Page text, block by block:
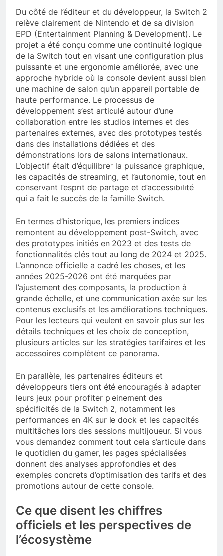
Du côté de l’éditeur et du développeur, la Switch 2
relève clairement de Nintendo et de sa division
EPD (Entertainment Planning & Development). Le
projet a été conçu comme une continuité logique
de la Switch tout en visant une configuration plus
puissante et une ergonomie améliorée, avec une
approche hybride où la console devient aussi bien
une machine de salon qu’un appareil portable de
haute performance. Le processus de
développement s’est articulé autour d’une
collaboration entre les studios internes et des
partenaires externes, avec des prototypes testés
dans des installations dédiées et des
démonstrations lors de salons internationaux.
L’objectif était d’équilibrer la puissance graphique,
les capacités de streaming, et l’autonomie, tout en
conservant l’esprit de partage et d’accessibilité
qui a fait le succès de la famille Switch.
En termes d’historique, les premiers indices
remontent au développement post-Switch, avec
des prototypes initiés en 2023 et des tests de
fonctionnalités clés tout au long de 2024 et 2025.
L’annonce officielle a cadré les choses, et les
années 2025-2026 ont été marquées par
l’ajustement des composants, la production à
grande échelle, et une communication axée sur les
contenus exclusifs et les améliorations techniques.
Pour les lecteurs qui veulent en savoir plus sur les
détails techniques et les choix de conception,
plusieurs articles sur les stratégies tarifaires et les
accessoires complètent ce panorama.
En parallèle, les partenaires éditeurs et
développeurs tiers ont été encouragés à adapter
leurs jeux pour profiter pleinement des
spécificités de la Switch 2, notamment les
performances en 4K sur le dock et les capacités
multitâches lors des sessions multijoueur. Si vous
vous demandez comment tout cela s’articule dans
le quotidien du gamer, les pages spécialisées
donnent des analyses approfondies et des
exemples concrets d’optimisation des tarifs et des
promotions autour de cette console.
Ce que disent les chiffres
officiels et les perspectives de
l’écosystème